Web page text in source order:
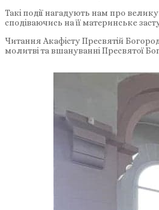
Такі події нагадують нам про
сподіваючись на її материнське
Читання Акафісту Пресвятій
молитві та вшануванні Пресвятої